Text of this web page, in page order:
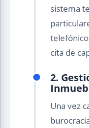
sistema
cita de
2.
Una vez